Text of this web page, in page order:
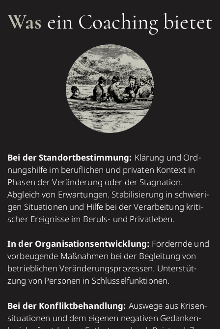
Was ein Coaching bietet
Bei der Standort­bestim­mung: Klä­rung und Ord­
nungs­hilfe im beruf­li­chen und pri­va­ten Kon­text in
Pha­sen der Ver­än­de­rung oder der Stag­na­tion.
Abgleich von Erwar­tun­gen. Sta­bi­li­sie­rung in schwie­ri­
gen Situa­tio­nen und Hilfe bei der Ver­ar­bei­tung kri­ti­
scher Ereig­nisse im Berufs-­ und Pri­vat­leben.
In der Orga­ni­sa­tions­ent­wick­lung: För­dernde und
vor­beu­gende Maß­nah­men bei der Beglei­tung von
betrieb­li­chen Ver­än­de­rungs­pro­zes­sen. Unter­stüt­
zung von Per­so­nen in Schlüs­sel­funk­tio­nen.
Bei der Kon­flikt­be­hand­lung: Aus­wege aus Kri­sen­
si­tua­tio­nen und dem eige­nen nega­ti­ven Gedan­ken­